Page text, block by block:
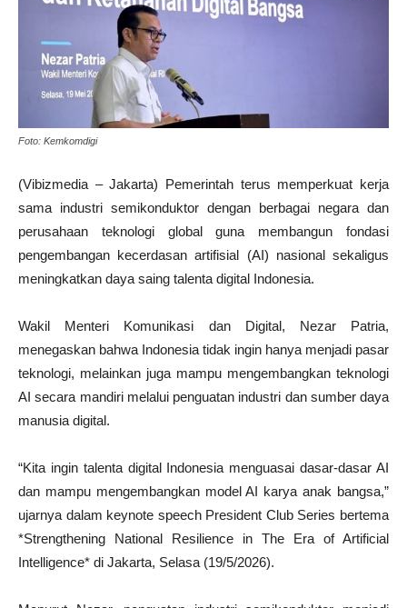
Foto: Kemkomdigi
(Vibizmedia – Jakarta) Pemerintah terus memperkuat kerja
sama industri semikonduktor dengan berbagai negara dan
perusahaan teknologi global guna membangun fondasi
pengembangan kecerdasan artifisial (AI) nasional sekaligus
meningkatkan daya saing talenta digital Indonesia.
Wakil Menteri Komunikasi dan Digital, Nezar Patria,
menegaskan bahwa Indonesia tidak ingin hanya menjadi pasar
teknologi, melainkan juga mampu mengembangkan teknologi
AI secara mandiri melalui penguatan industri dan sumber daya
manusia digital.
“Kita ingin talenta digital Indonesia menguasai dasar-dasar AI
dan mampu mengembangkan model AI karya anak bangsa,”
ujarnya dalam keynote speech President Club Series bertema
*Strengthening National Resilience in The Era of Artificial
Intelligence* di Jakarta, Selasa (19/5/2026).